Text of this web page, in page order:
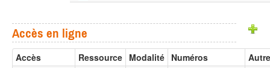
Accès en ligne
Accès Ressource Modalité Numéros